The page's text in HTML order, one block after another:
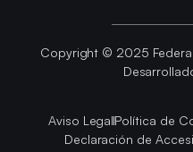
Copyright © 2025
Aviso LegalPolítica de
Declaración de